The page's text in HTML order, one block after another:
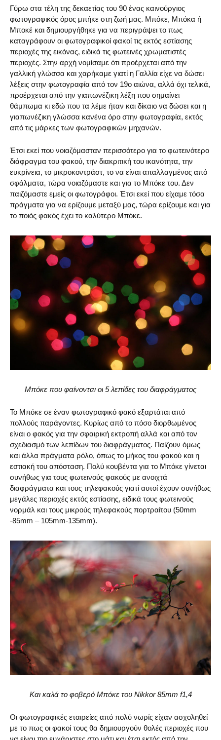
Γύρω στα τέλη της δεκαετίας του 90 ένας καινούργιος
φωτογραφικός όρος μπήκε στη ζωή μας. Μπόκε, Μπόκα ή
Μποκέ και δημιουργήθηκε για να περιγράψει το πως
καταγράφουν οι φωτογραφικοί φακοί τις εκτός εστίασης
περιοχές της εικόνας, ειδικά τις φωτεινές χρωματιστές
περιοχές. Στην αρχή νομίσαμε ότι προέρχεται από την
γαλλική γλώσσα και χαρήκαμε γιατί η Γαλλία είχε να δώσει
λέξεις στην φωτογραφία από τον 19ο αιώνα, αλλά όχι τελικά,
προέρχεται από την γιαπωνέζικη λέξη που σημαίνει
θάμπωμα κι εδώ που τα λέμε ήταν και δίκαιο να δώσει και η
γιαπωνέζικη γλώσσα κανένα όρο στην φωτογραφία, εκτός
από τις μάρκες των φωτογραφικών μηχανών.
Έτσι εκεί που νοιαζόμασταν περισσότερο για το φωτεινότερο
διάφραγμα του φακού, την διακριτική του ικανότητα, την
ευκρίνεια, το μικροκοντράστ, το να είναι απαλλαγμένος από
σφάλματα, τώρα νοιαζόμαστε και για το Μπόκε του. Δεν
παιζόμαστε εμείς οι φωτογράφοι. Έτσι εκεί που είχαμε τόσα
πράγματα για να ερίζουμε μεταξύ μας, τώρα ερίζουμε και για
το ποιός φακός έχει το καλύτερο Μπόκε.
Μπόκε που φαίνονται οι 5 λεπίδες του διαφράγματος
Το Μπόκε σε έναν φωτογραφικό φακό εξαρτάται από
πολλούς παράγοντες. Κυρίως από το πόσο διορθωμένος
είναι ο φακός για την σφαιρική εκτροπή αλλά και από τον
σχεδιασμό των λεπίδων του διαφράγματος. Παίζουν όμως
και άλλα πράγματα ρόλο, όπως το μήκος του φακού και η
εστιακή του απόσταση. Πολύ κουβέντα για το Μπόκε γίνεται
συνήθως για τους φωτεινούς φακούς με ανοιχτά
διαφράγματα και τους τηλεφακούς γιατί αυτοί έχουν συνήθως
μεγάλες περιοχές εκτός εστίασης, ειδικά τους φωτεινούς
νορμάλ και τους μικρούς τηλεφακούς πορτραίτου (50mm
-85mm – 105mm-135mm).
Και καλά το φοβερό Μπόκε του Nikkor 85mm f1,4
Οι φωτογραφικές εταιρείες από πολύ νωρίς είχαν ασχοληθεί
με το πως οι φακοί τους θα δημιουργούν θολές περιοχές που